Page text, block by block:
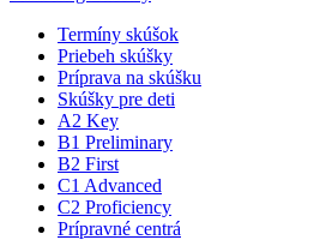
Termíny skúšok
Priebeh skúšky
Príprava na skúšku
Skúšky pre deti
A2 Key
B1 Preliminary
B2 First
C1 Advanced
C2 Proficiency
Prípravné centrá